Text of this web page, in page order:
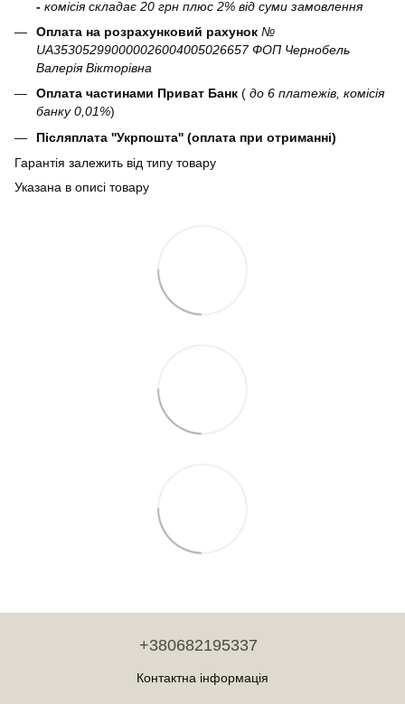
- комісія складає 20 грн плюс 2% від суми замовлення
Оплата на розрахунковий рахунок №
UA353052990000026004005026657 ФОП Чернобель
Валерія Вікторівна
Оплата частинами Приват Банк ( до 6 платежів, комісія
банку 0,01%)
Післяплата ''Укрпошта'' (оплата при отриманні)
Гарантія залежить від типу товару
Указана в описі товару
+380682195337
Контактна інформація